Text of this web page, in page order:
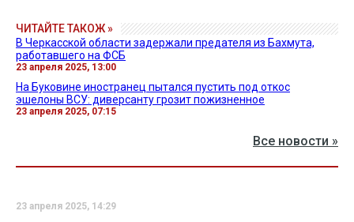
ЧИТАЙТЕ ТАКОЖ »
В Черкасской области задержали предателя из Бахмута,
работавшего на ФСБ
23 апреля 2025, 13:00
На Буковине иностранец пытался пустить под откос
эшелоны ВСУ: диверсанту грозит пожизненное
23 апреля 2025, 07:15
Все новости »
23 апреля 2025, 14:29